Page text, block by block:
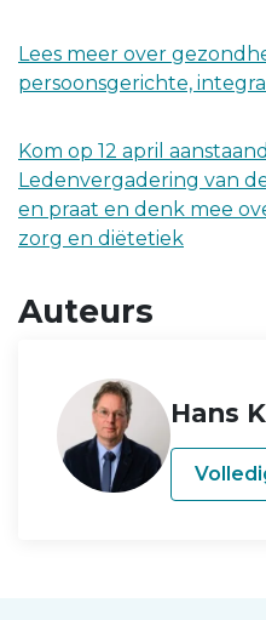
Lees meer over
persoonsgerichte,
Kom op 12 april
Ledenvergadering van
en praat en denk mee
zorg en diëtetiek
Auteurs
Hans